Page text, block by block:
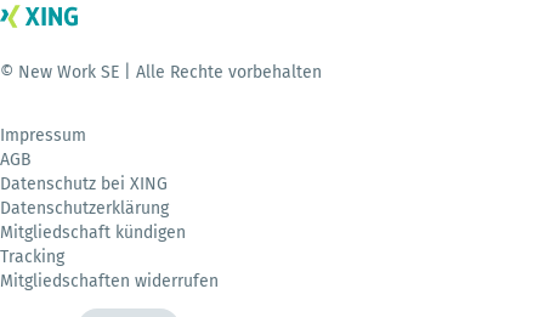
© New Work SE | Alle Rechte vorbehalten
Impressum
AGB
Datenschutz bei XING
Datenschutzerklärung
Mitgliedschaft kündigen
Tracking
Mitgliedschaften widerrufen